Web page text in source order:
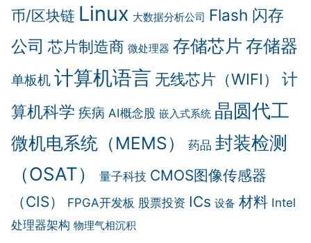
币/区块链 Linux 大数据分析公司 Flash 闪存
公司 芯片制造商 微处理器 存储芯片 存储器
单板机 计算机语言 无线芯片（WIFI）
计
算机科学 疾病 AI概念股 嵌入式系统 晶圆代工
微机电系统（MEMS） 药品 封装检测
（OSAT）
量子科技 CMOS图像传感器
（CIS）
FPGA开发板 股票投资 ICs 设备 材料 Intel
处理器架构 物理气相沉积